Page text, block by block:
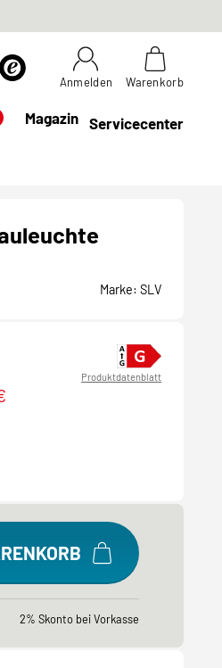
Anmelden Warenkorb
Magazin Servicecenter
Marke: SLV
Produktdatenblatt
2% Skonto bei Vorkasse